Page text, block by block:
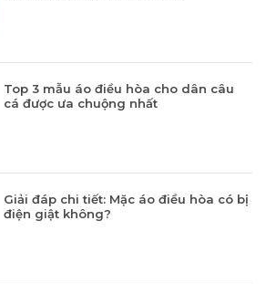
Top 3 mẫu áo điều hòa cho dân câu
cá được ưa chuộng nhất
Giải đáp chi tiết: Mặc áo điều hòa có bị
điện giật không?